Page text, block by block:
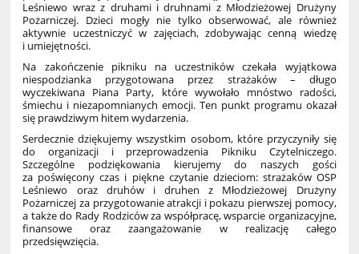
Leśniewo wraz z druhami i druhnami z Młodzieżowej Drużyny
Pożarniczej. Dzieci mogły nie tylko obserwować, ale również
aktywnie uczestniczyć w zajęciach, zdobywając cenną wiedzę
i umiejętności.
Na zakończenie pikniku na uczestników czekała wyjątkowa
niespodzianka przygotowana przez strażaków – długo
wyczekiwana Piana Party, które wywołało mnóstwo radości,
śmiechu i niezapomnianych emocji. Ten punkt programu okazał
się prawdziwym hitem wydarzenia.
Serdecznie dziękujemy wszystkim osobom, które przyczyniły się
do organizacji i przeprowadzenia Pikniku Czytelniczego.
Szczególne podziękowania kierujemy do naszych gości
za poświęcony czas i piękne czytanie dzieciom: strażaków OSP
Leśniewo oraz druhów i druhen z Młodzieżowej Drużyny
Pożarniczej za przygotowanie atrakcji i pokazu pierwszej pomocy,
a także do Rady Rodziców za współpracę, wsparcie organizacyjne,
finansowe oraz zaangażowanie w realizację całego
przedsięwzięcia.